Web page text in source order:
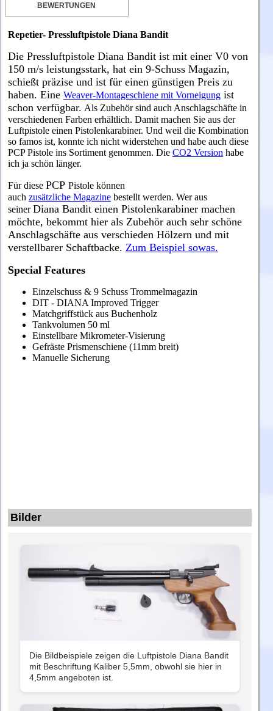
BEWERTUNGEN
Repetier- Pressluftpistole Diana Bandit
Die Pressluftpistole Diana Bandit ist mit einer V0 von
150 m/s leistungsstark, hat ein 9-Schuss Magazin,
schießt präzise und ist für einen günstigen Preis zu
haben. Eine Weaver-Montageschiene mit Vorneigung ist
schon verfügbar. Als Zubehör sind auch Anschlagschäfte in
verschiedenen Farben erhältlich. Damit machen Sie aus der
Luftpistole einen Pistolenkarabiner. Und weil die Kombination
so famos ist, konnte ich nicht widerstehen und habe auch diese
PCP Pistole ins Sortiment genommen. Die CO2 Version habe
ich ja schön länger.
Für diese PCP Pistole können
auch zusätzliche Magazine bestellt werden. Wer aus
seinerDiana Bandit einen Pistolenkarabiner machen
möchte, bekommt hier als Zubehör auch sehr schöne
Anschlagschäfte aus verschieden Hölzern und mit
verstellbarer Schaftbacke. Zum Beispiel sowas.
Special Features
Einzelschuss & 9 Schuss Trommelmagazin
DIT - DIANA Improved Trigger
Matchgriffstück aus Buchenholz
Tankvolumen 50 ml
Einstellbare Mikrometer-Visierung
Gefräste Prismenschiene (11mm breit)
Manuelle Sicherung
Bilder
Die Bildbeispiele zeigen die Luftpistole Diana Bandit
mit Beschriftung Kaliber 5,5mm, obwohl sie hier in
4,5mm angeboten ist.